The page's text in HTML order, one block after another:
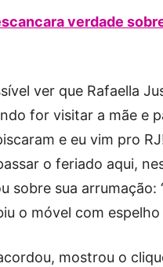
verdade
ver que Rafaella
for visitar a mãe e
e eu vim pro
o feriado aqui,
sobre sua
o móvel com espelho
mostrou o